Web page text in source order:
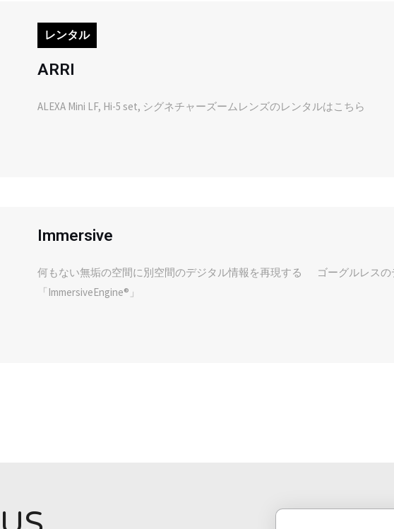
レンタル
ARRI
ALEXA Mini LF, Hi-5 set, シグネチャーズームレンズのレンタルはこちら
Immersive
何もない無垢の空間に別空間のデジタル情報を再現する ゴーグルレスの
「ImmersiveEngine®」